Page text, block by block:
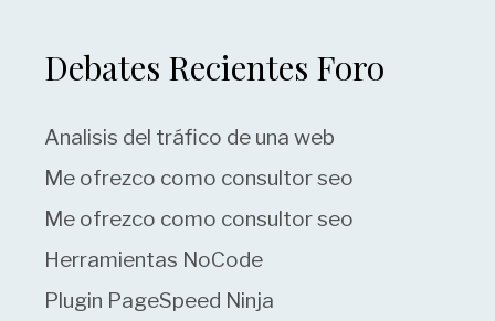
Debates Recientes Foro
Analisis del tráfico de una web
Me ofrezco como consultor seo
Me ofrezco como consultor seo
Herramientas NoCode
Plugin PageSpeed Ninja